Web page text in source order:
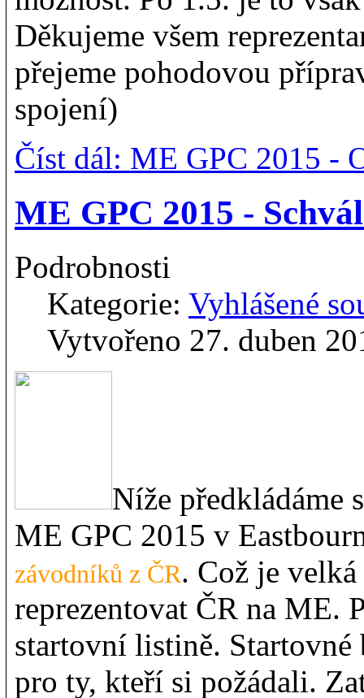
Děkujeme všem
přejeme pohodovou
spojení)
Číst dál: ME GPC 2015 -
ME GPC 2015 -
Podrobnosti
Kategorie: Vyhlášené
Vytvořeno 27. duben
Níže předkládáme
ME GPC 2015 v
závodníků z ČR. Což je
reprezentovat ČR na ME.
startovní listině. Startovné
pro ty, kteří si požádali.